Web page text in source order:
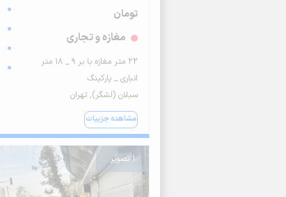
تومان
مغازه و تجاری
22 متر مغازه با بر 9 _ 18 متر
انباری _ پارکینگ
سبلان (لشگر), تهران
مشاهده جزییات
1 تصویر